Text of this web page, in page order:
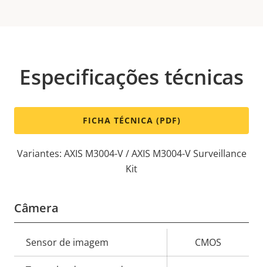
Especificações técnicas
FICHA TÉCNICA (PDF)
Variantes: AXIS M3004-V / AXIS M3004-V Surveillance
Kit
Câmera
Descrição
da
Sensor de imagem CMOS